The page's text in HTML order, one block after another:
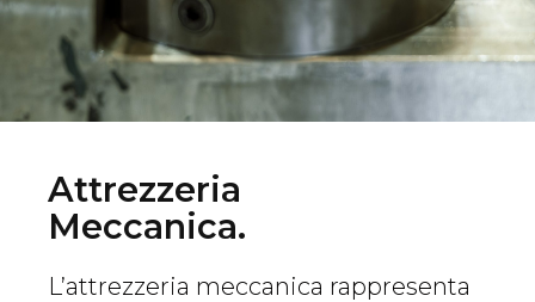
Attrezzeria
Meccanica.
L’attrezzeria meccanica rappresenta